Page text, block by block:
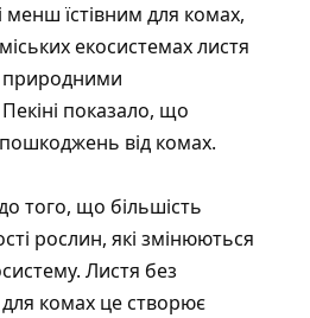
їстівним для комах,
екосистемах листя
природними
показало, що
пошкоджень від комах.
того, що більшість
рослин, які змінюються
Листя без
комах це створює